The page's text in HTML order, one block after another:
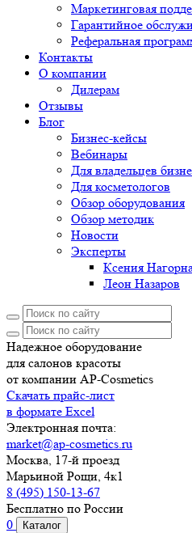
Маркетинговая
Гарантийное
Реферальная
Контакты
О компании
Дилерам
Отзывы
Блог
Бизнес-кейсы
Вебинары
Для владельцев
Для косметологов
Обзор оборудования
Обзор методик
Новости
Эксперты
Ксения
Леон Назаров
Надежное оборудование
для салонов красоты
от компании AP-Cosmetics
Скачать прайс-лист
в формате Excel
Электронная почта:
market@ap-cosmetics.ru
Москва, 17-й проезд
Марьиной Рощи, 4к1
8 (495) 150-13-67
Бесплатно по России
0
Каталог